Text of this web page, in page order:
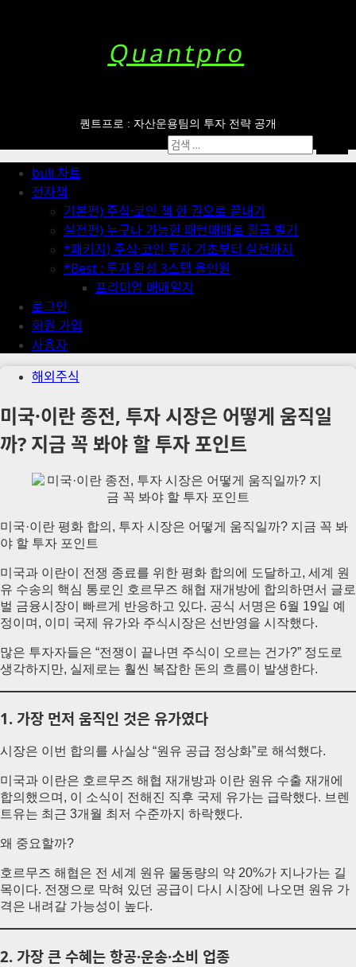
Quantpro
퀀트프로 : 자산운용팀의 투자 전략 공개
bull 차트
전자책
기본편) 주식·코인 책 한 권으로 끝내기
실전편) 누구나 가능한 패턴매매로 월급 벌기
*패키지) 주식·코인 투자 기초부터 실전까지
*Best : 투자 완성 3스텝 올인원
프리미엄 매매일지
로그인
회원 가입
사용자
검
색:
해외주식
미국·이란 종전, 투자 시장은 어떻게 움직일
까? 지금 꼭 봐야 할 투자 포인트
미국·이란 평화 합의, 투자 시장은 어떻게 움직일까? 지금 꼭 봐
야 할 투자 포인트
미국과 이란이 전쟁 종료를 위한 평화 합의에 도달하고, 세계 원
유 수송의 핵심 통로인 호르무즈 해협 재개방에 합의하면서 글로
벌 금융시장이 빠르게 반응하고 있다. 공식 서명은 6월 19일 예
정이며, 이미 국제 유가와 주식시장은 선반영을 시작했다.
많은 투자자들은 “전쟁이 끝나면 주식이 오르는 건가?” 정도로
생각하지만, 실제로는 훨씬 복잡한 돈의 흐름이 발생한다.
1. 가장 먼저 움직인 것은 유가였다
시장은 이번 합의를 사실상 “원유 공급 정상화”로 해석했다.
미국과 이란은 호르무즈 해협 재개방과 이란 원유 수출 재개에
합의했으며, 이 소식이 전해진 직후 국제 유가는 급락했다. 브렌
트유는 최근 3개월 최저 수준까지 하락했다.
왜 중요할까?
호르무즈 해협은 전 세계 원유 물동량의 약 20%가 지나가는 길
목이다. 전쟁으로 막혀 있던 공급이 다시 시장에 나오면 원유 가
격은 내려갈 가능성이 높다.
2. 가장 큰 수혜는 항공·운송·소비 업종